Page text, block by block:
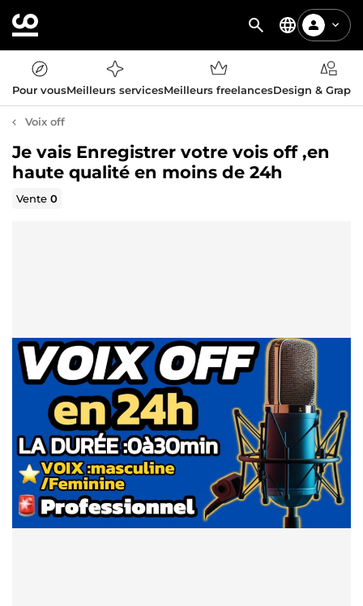
Pour vousMeilleurs servicesMeilleurs freelancesDesign &
Voix off
Je vais Enregistrer votre vois off ,en
haute qualité en moins de 24h
Vente0